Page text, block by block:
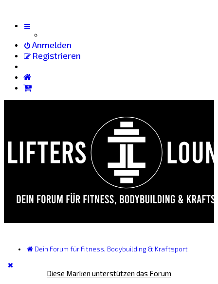
Anmelden
Registrieren
Dein Forum für Fitness, Bodybuilding & Kraftsport
Diese Marken unterstützen das Forum